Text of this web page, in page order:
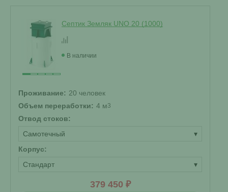
Септик Земляк UNO 20 (1000)
В наличии
Проживание: 20 человек
Объем переработки: 4 м3
Отвод стоков:
Самотечный
▾
Корпус:
Стандарт
▾
379 450 ₽